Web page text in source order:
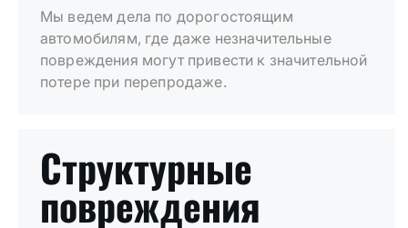
Мы ведем дела по дорогостоящим
автомобилям, где даже незначительные
повреждения могут привести к значительной
потере при перепродаже.
Структурные
повреждения